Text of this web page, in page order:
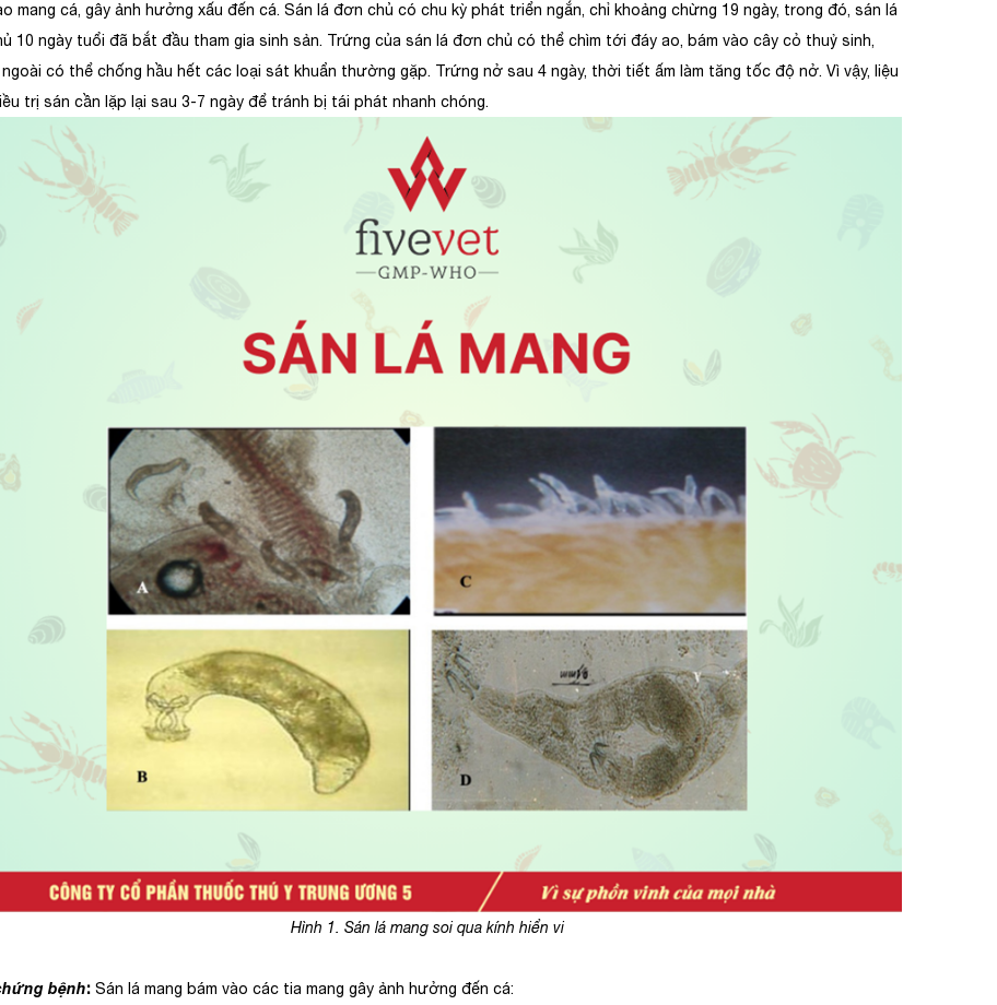
mang cá, gây ảnh hưởng xấu đến cá. Sán lá đơn chủ có chu kỳ phát triển ngắn, chỉ khoảng chừng 19 ngày, trong đó, sán lá
10 ngày tuổi đã bắt đầu tham gia sinh sản. Trứng của sán lá đơn chủ có thể chìm tới đáy ao, bám vào cây cỏ thuỷ sinh,
có thể chống hầu hết các loại sát khuẩn thường gặp. Trứng nở sau 4 ngày, thời tiết ấm làm tăng tốc độ nở. Vì vậy, liệu
trị sán cần lặp lại sau 3-7 ngày để tránh bị tái phát nhanh chóng.
Hình 1. Sán lá mang soi qua kính hiển vi
bệnh: Sán lá mang bám vào các tia mang gây ảnh hưởng đến cá: